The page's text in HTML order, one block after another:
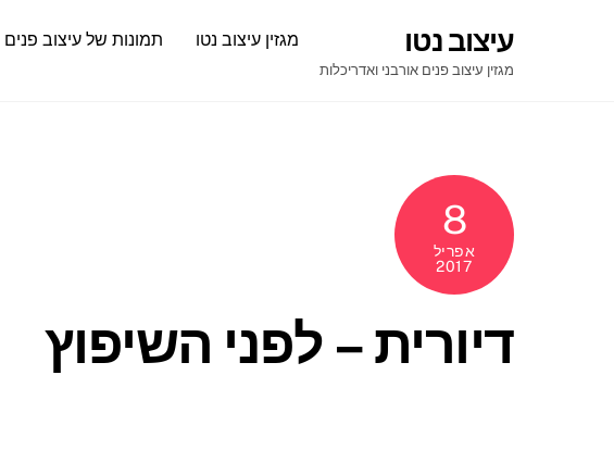
עיצוב נטו
מגזין עיצוב פנים אורבני ואדריכלות
מגזין עיצוב נטו תמונות של עיצוב פנים
8
אפריל
2017
דיורית – לפני השיפוץ